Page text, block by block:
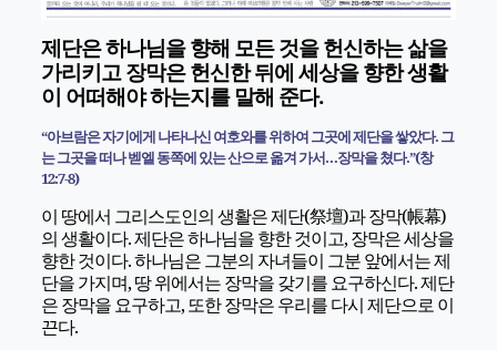
제단은 하나님을 향해 모든 것을 헌신하는 삶을
가리키고 장막은 헌신한 뒤에 세상을 향한 생활
이 어떠해야 하는지를 말해 준다.
“아브람은 자기에게 나타나신 여호와를 위하여 그곳에 제단을 쌓았다. 그
는 그곳을 떠나 벧엘 동쪽에 있는 산으로 옮겨 가서…장막을 쳤다.”(창
12:7-8)
이 땅에서 그리스도인의 생활은 제단(祭壇)과 장막(帳幕)
의 생활이다. 제단은 하나님을 향한 것이고, 장막은 세상을
향한 것이다. 하나님은 그분의 자녀들이 그분 앞에서는 제
단을 가지며, 땅 위에서는 장막을 갖기를 요구하신다. 제단
은 장막을 요구하고, 또한 장막은 우리를 다시 제단으로 이
끈다.